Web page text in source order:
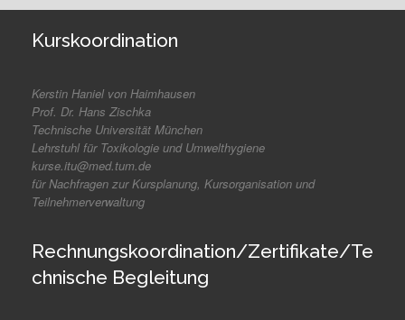
Kurskoordination
Kerstin Haniel von Haimhausen
Prof. Dr. Hans Zischka
Technische Universität München
Lehrstuhl für Toxikologie und Umwelthygiene
kurse.itu@med.tum.de
für Nachfragen zur Kursplanung, Kursorganisation und
Teilnehmerverwaltung
Rechnungskoordination/Zertifikate/Te
chnische Begleitung